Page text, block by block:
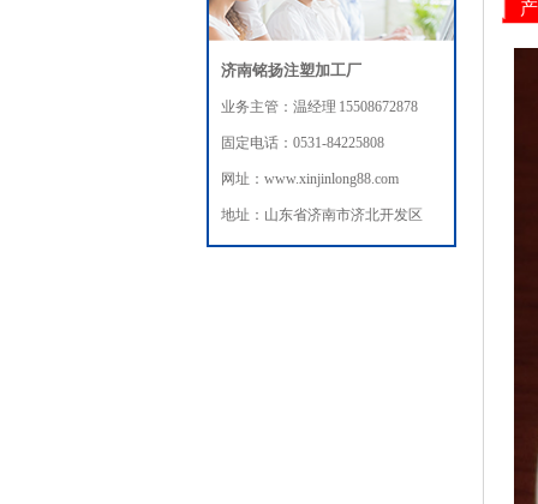
济南铭扬注塑加工厂
业务主管：温经理 15508672878
固定电话：0531-84225808
网址：www.xinjinlong88.com
地址：山东省济南市济北开发区